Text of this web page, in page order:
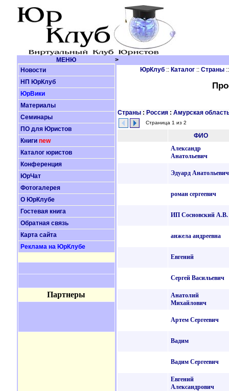
МЕНЮ
>
Новости
НП ЮрКлуб
ЮрВики
Материалы
Семинары
ПО для Юристов
Книги new
Каталог юристов
Конференция
ЮрЧат
Фотогалерея
О ЮрКлубе
Гостевая книга
Обратная связь
Карта сайта
Реклама на ЮрКлубе
Партнеры
ЮрКлуб:: Каталог:: Страны
Страны: Россия : Амурская
Страница 1 из 2
ФИО
Александр
Анатольевич
Эдуард Анатольевич
роман сергеевич
ИП Сосновский А.В.
анжела андреевна
Евгений
Сергей Васильевич
Анатолий
Михайлович
Артем Сергеевич
Вадим
Вадим Сергеевич
Евгений
Александрович